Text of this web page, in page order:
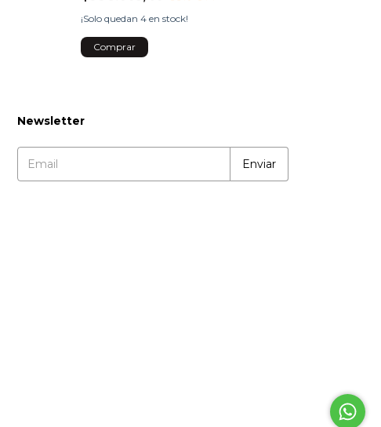
¡Solo quedan 4 en stock!
Newsletter